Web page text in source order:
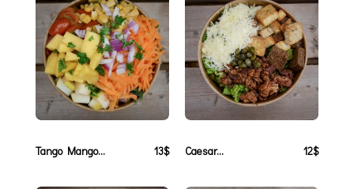
Tango Mango... 13$ Caesar... 12$